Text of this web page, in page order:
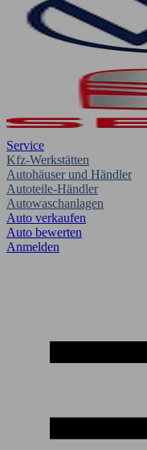
Service
Kfz-Werkstätten
Autohäuser und Händler
Autoteile-Händler
Autowaschanlagen
Auto verkaufen
Auto bewerten
Anmelden